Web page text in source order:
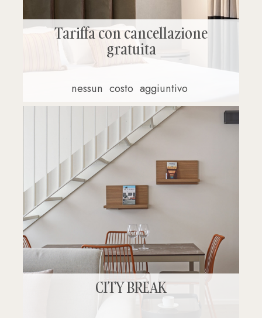
Tariffa con cancellazione
gratuita
nessun costo aggiuntivo
CITY BREAK